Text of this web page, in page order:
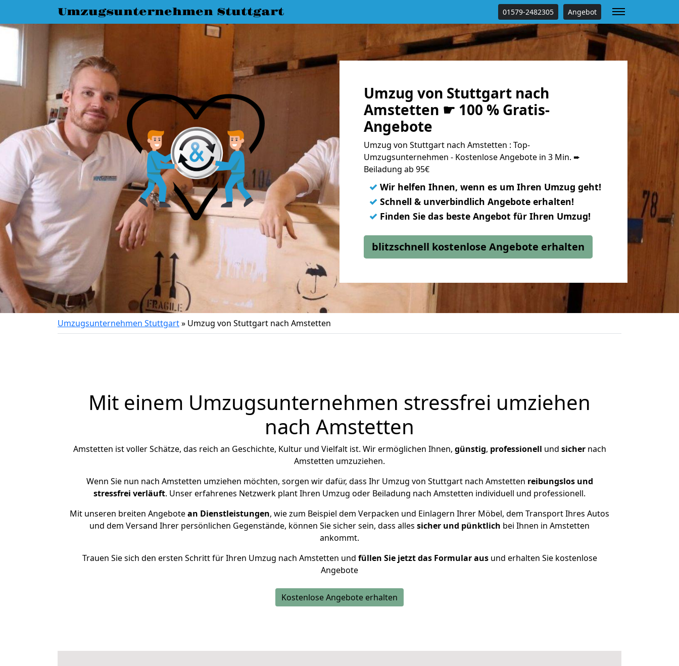
Umzugsunternehmen Stuttgart 01579-2482305 Angebot
Umzug von Stuttgart nach
Amstetten ☛ 100 % Gratis-
Angebote
Umzug von Stuttgart nach Amstetten : Top-
Umzugsunternehmen - Kostenlose Angebote in 3 Min. ➨
Beiladung ab 95€
✓ Wir helfen Ihnen, wenn es um Ihren Umzug geht!
✓ Schnell & unverbindlich Angebote erhalten!
✓ Finden Sie das beste Angebot für Ihren Umzug!
blitzschnell kostenlose Angebote erhalten
Umzugsunternehmen Stuttgart» Umzug von Stuttgart nach Amstetten
Mit einem Umzugsunternehmen stressfrei umziehen
nach Amstetten
Amstetten ist voller Schätze, das reich an Geschichte, Kultur und Vielfalt ist. Wir ermöglichen Ihnen, günstig, professionell und sichernach
Amstetten umzuziehen.
Wenn Sie nun nach Amstetten umziehen möchten, sorgen wir dafür, dass Ihr Umzug von Stuttgart nach Amstetten reibungslos und
stressfrei verläuft. Unser erfahrenes Netzwerk plant Ihren Umzug oder Beiladung nach Amstetten individuell und professionell.
Mit unseren breiten Angebotean Dienstleistungen, wie zum Beispiel dem Verpacken und Einlagern Ihrer Möbel, dem Transport Ihres Autos
und dem Versand Ihrer persönlichen Gegenstände, können Sie sicher sein, dass alles sicher und pünktlich bei Ihnen in Amstetten
ankommt.
Trauen Sie sich den ersten Schritt für Ihren Umzug nach Amstetten und füllen Sie jetzt das Formular ausund erhalten Sie kostenlose
Angebote
Kostenlose Angebote erhalten